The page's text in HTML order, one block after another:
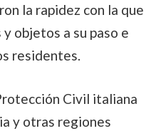
la rapidez con la que
objetos a su paso e
residentes.
Civil italiana
y otras regiones